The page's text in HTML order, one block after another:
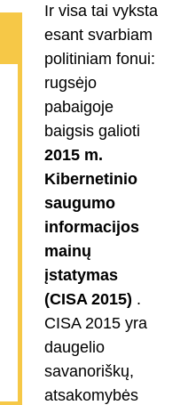
Ir visa tai vyksta
esant svarbiam
politiniam fonui:
rugsėjo
pabaigoje
baigsis galioti
2015 m.
Kibernetinio
saugumo
informacijos
mainų
įstatymas
(CISA 2015) .
CISA 2015 yra
daugelio
savanoriškų,
atsakomybės